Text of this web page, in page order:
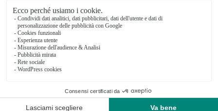
★★ ★★★4.8 (48)
Via Aldo Moro 30
Vedi il negozio